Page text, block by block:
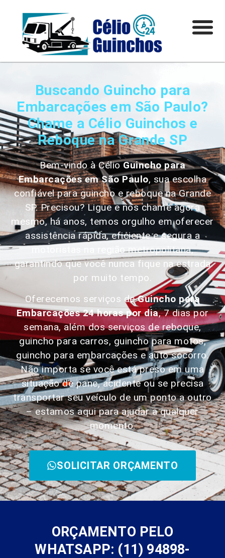
Buscando Guincho para
Embarcações em São Paulo?
Chame a Célio Guinchos e
Reboque na Grande SP
Bem-vindo à CélioGuincho para
Embarcações em São Paulo, sua escolha
confiável para guincho e reboque na Grande
SP. Precisou? Ligue e nos chame agora
mesmo, há anos, temos orgulho em oferecer
assistência rápida, eficiente e segura a
motoristas na região metropolitana,
garantindo que você nunca fique na estrada
por muito tempo.
Oferecemos serviços deGuincho para
Embarcações 24 horas por dia, 7 dias por
semana, além dos serviços de reboque,
guincho para carros, guincho para motos,
guincho para embarcações e auto socorro.
Não importa se você está preso em uma
situação de pane, acidente ou se precisa
transportar seu veículo de um ponto a outro
– estamos aqui para ajudar a qualquer
momento.
SOLICITAR ORÇAMENTO
ORÇAMENTO PELO
WHATSAPP: (11) 94898-